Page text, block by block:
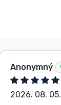
Anonymný
2026. 08. 05.